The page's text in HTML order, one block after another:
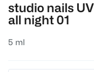
studio nails
all night 01
5 ml